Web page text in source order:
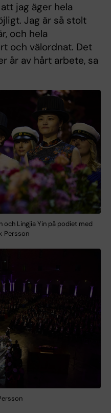
jag äger hela
Jag är så stolt
och hela
och välordnat. Det
år av hårt arbete, sa
och Lingjia Yin på podiet med
Persson